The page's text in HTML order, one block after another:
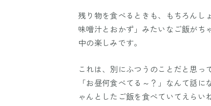
残り物を食べるときも、もちろんし
味噌汁とおかず」みたいなご飯がち
中の楽しみです。
これは、別にふつうのことだと思っ
「お昼何食べてる～？」なんて話
ゃんとしたご飯を食べていてえらい